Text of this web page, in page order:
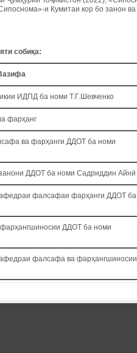
и Кумитаи кор бо занон
собиқа:
ИДПД ба номи Т.Г.Шевченко
фарҳанг
ва фарҳанги ДДОТ ба номи
ДДОТ ба номи Садриддин Айнӣ
фалсафаи фарҳанги ДДОТ ба
ДДОТ ба номи
фалсафа ва фарҳангшиносии